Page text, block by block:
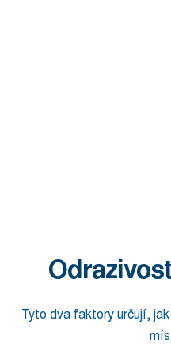
Tyto dva faktory určují,